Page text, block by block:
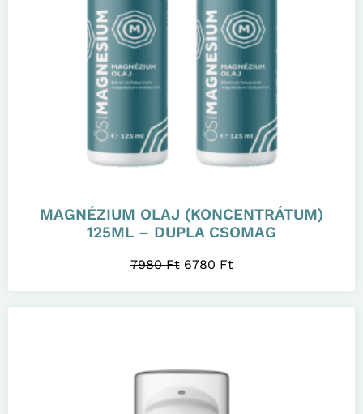
MAGNÉZIUM OLAJ (KONCENTRÁTUM)
125ML – DUPLA CSOMAG
7980Ft 6780 Ft